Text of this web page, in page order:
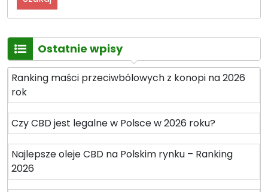
Ostatnie wpisy
Ranking maści przeciwbólowych z konopi na 2026
rok
Czy CBD jest legalne w Polsce w 2026 roku?
Najlepsze oleje CBD na Polskim rynku – Ranking
2026